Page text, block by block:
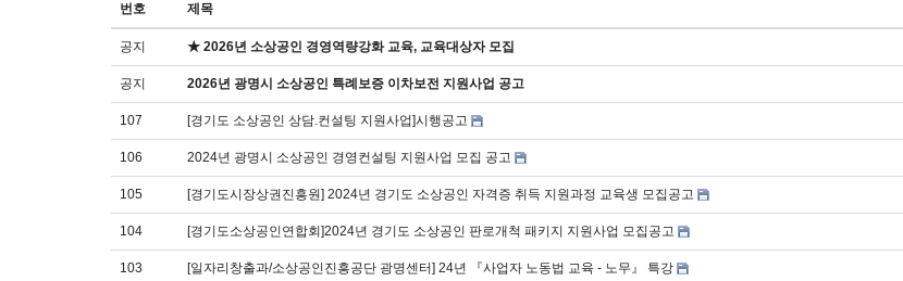
번호 제목
공지 ★ 2026년 소상공인 경영역량강화 교육, 교육대상자 모집
공지 2026년 광명시 소상공인 특례보증 이차보전 지원사업 공고
107 [경기도 소상공인 상담.컨설팅 지원사업]시행공고
106 2024년 광명시 소상공인 경영컨설팅 지원사업 모집 공고
105 [경기도시장상권진흥원] 2024년 경기도 소상공인 자격증 취득 지원과정 교육생 모집공고
104 [경기도소상공인연합회]2024년 경기도 소상공인 판로개척 패키지 지원사업 모집공고
103 [일자리창출과/소상공인진흥공단 광명센터] 24년 『사업자 노동법 교육 - 노무』 특강